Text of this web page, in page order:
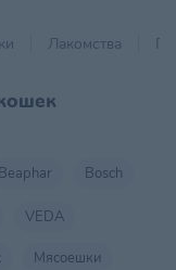
Лакомства
Beaphar Bosch
VEDA
Мясоешки